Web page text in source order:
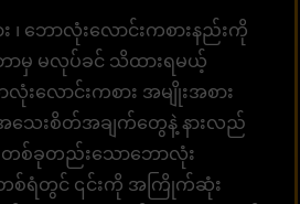
၊ ဘောလုံးလောင်းကစားနည်းကို
ဘာမှ မလုပ်ခင် သိထားရမယ့်
းလောင်းကစား အမျိုးအစား
သေးစိတ်အချက်တွေနဲ့ နားလည်
တစ်ခုတည်းသောဘောလုံး
တစ်ရံတွင် ၎င်းကို အကြိုက်ဆုံး